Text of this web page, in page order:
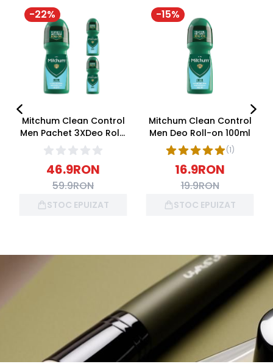
-22%
Mitchum Clean Control
Men Pachet 3XDeo Roll-
on 100ml
46.9RON
59.9RON
STOC EPUIZAT
-15%
Mitchum Clean Control
Men Deo Roll-on 100ml
(1)
16.9RON
19.9RON
STOC EPUIZAT